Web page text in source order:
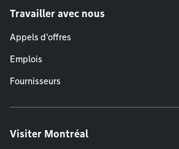
Travailler avec nous
Appels d'offres
Emplois
Fournisseurs
Visiter Montréal